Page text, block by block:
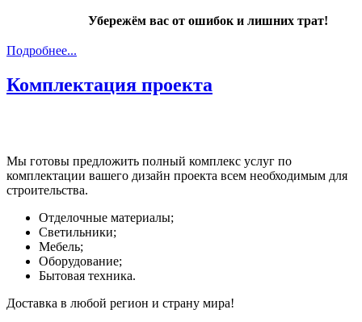
Убережём вас от ошибок и лишних трат!
Подробнее...
Комплектация проекта
Мы готовы предложить полный комплекс услуг по
комплектации вашего дизайн проекта всем необходимым для
строительства.
Отделочные материалы;
Светильники;
Мебель;
Оборудование;
Бытовая техника.
Доставка в любой регион и страну мира!